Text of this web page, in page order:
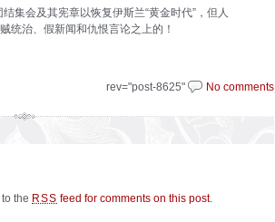
集会及其宪章以恢复伊斯兰“黄金时代”，但人
统治、假新闻和仇恨言论之上的！
rev="post-8625" No comments
the RSS feed for comments on this post.